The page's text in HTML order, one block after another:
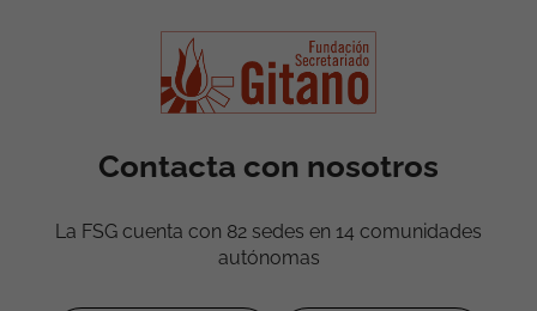
Contacta con nosotros
La FSG cuenta con 82 sedes en 14 comunidades
autónomas